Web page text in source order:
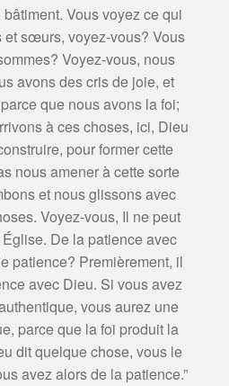
Vous voyez ce qui
et sœurs, voyez-vous? Vous
Voyez-vous, nous
avons des cris de joie, et
que nous avons la foi;
à ces choses, ici, Dieu
pour former cette
nous amener à cette sorte
et nous glissons avec
Voyez-vous, Il ne peut
De la patience avec
patience? Premièrement, il
avec Dieu. Si vous avez
vous aurez une
parce que la foi produit la
dit quelque chose, vous le
avez alors de la patience.”